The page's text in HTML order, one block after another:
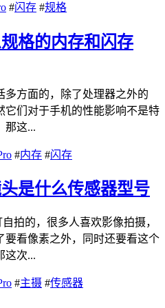
#闪存 #规格
格的内存和闪存
方面的，除了处理器之外的
它们对于手机的性能影响不是特
那这...
#内存 #闪存
是什么传感器型号
拍的，很多人喜欢影像拍摄，
要看像素之外，同时还要看这个
这次...
#主摄 #传感器